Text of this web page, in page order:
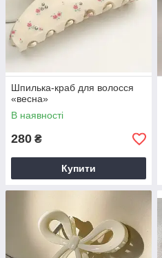
Шпилька-краб для волосся
«весна»
В наявності
280 ₴
Купити